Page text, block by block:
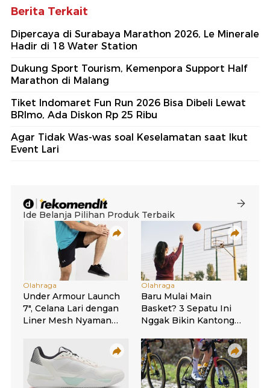
Berita Terkait
Dipercaya di Surabaya Marathon 2026, Le Minerale
Hadir di 18 Water Station
Dukung Sport Tourism, Kemenpora Support Half
Marathon di Malang
Tiket Indomaret Fun Run 2026 Bisa Dibeli Lewat
BRImo, Ada Diskon Rp 25 Ribu
Agar Tidak Was-was soal Keselamatan saat Ikut
Event Lari